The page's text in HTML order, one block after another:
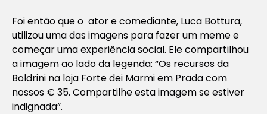
Foi então que o ator e comediante, Luca Bottura,
utilizou uma das imagens para fazer um meme e
começar uma experiência social. Ele compartilhou
a imagem ao lado da legenda: “Os recursos da
Boldrini na loja Forte dei Marmi em Prada com
nossos € 35. Compartilhe esta imagem se estiver
indignada”.